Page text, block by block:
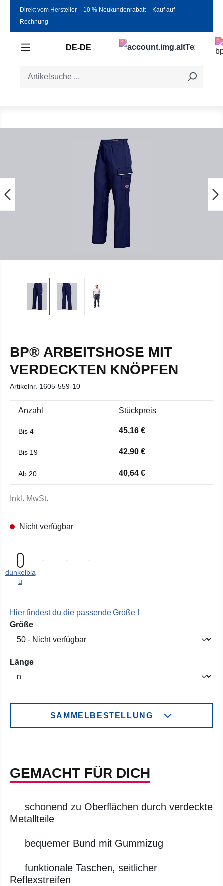
Zum Hauptinhalt springen
Direkt vom Hersteller ‒ 10 % Neukundenrabatt ‒ Kauf auf
Rechnung
DE-DE
BP® ARBEITSHOSE MIT
VERDECKTEN KNÖPFEN
Artikelnr. 1605-559-10
Anzahl Stückpreis
Bis 4 45,16 €
Bis 19 42,90 €
Ab 20 40,64 €
Inkl. MwSt.
Nicht verfügbar
dunkelbla
u
Hier findest du die passende Größe !
Größeauswählen
Längeauswählen
SAMMELBESTELLUNG
GEMACHT FÜR DICH
schonend zu Oberflächen durch verdeckte
Metallteile
bequemer Bund mit Gummizug
funktionale Taschen, seitlicher
Reflexstreifen